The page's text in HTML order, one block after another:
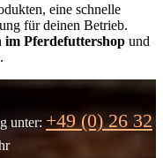
eine schnelle
für deinen Betrieb.
im Pferdefuttershop und
unter: +49 (0) 26 32